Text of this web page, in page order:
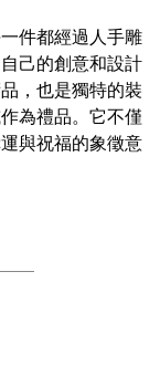
件都經過人手雕
己的創意和設計
，也是獨特的裝
為禮品。它不僅
與祝福的象徵意